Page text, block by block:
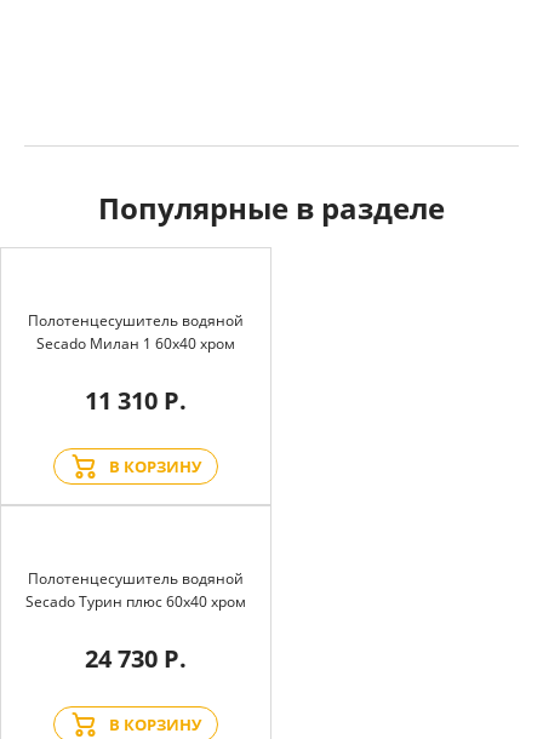
Популярные в разделе
Полотенцесушитель водяной
Secado Милан 1 60x40 хром
11 310 Р.
В КОРЗИНУ
Полотенцесушитель водяной
Secado Турин плюс 60x40 хром
24 730 Р.
В КОРЗИНУ